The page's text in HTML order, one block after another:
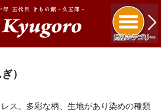
）
ス。多彩な柄、生地があり染めの種類